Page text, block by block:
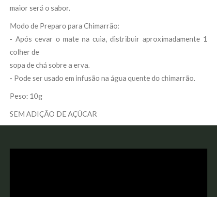
maior será o sabor.
Modo de Preparo para Chimarrão:
- Após cevar o mate na cuia, distribuir aproximadamente 1
colher de
sopa de chá sobre a erva.
- Pode ser usado em infusão na água quente do chimarrão.
Peso: 10g
SEM ADIÇÃO DE AÇÚCAR